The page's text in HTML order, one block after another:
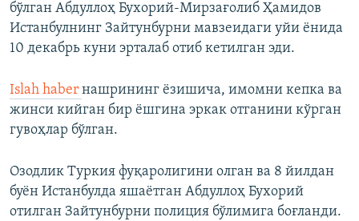
бўлган Абдуллоҳ Бухорий-Мирзағолиб Ҳамидов
Истанбулнинг Зайтунбурни мавзеидаги уйи ёнида
10 декабрь куни эрталаб отиб кетилган эди.
Islah haber нашрининг ёзишича, имомни кепка ва
жинси кийган бир ёшгина эркак отганини кўрган
гувоҳлар бўлган.
Озодлик Туркия фуқаролигини олган ва 8 йилдан
буён Истанбулда яшаётган Абдуллоҳ Бухорий
отилган Зайтунбурни полиция бўлимига боғланди.